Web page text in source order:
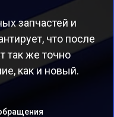
запчастей и
что после
так же точно
как и новый.